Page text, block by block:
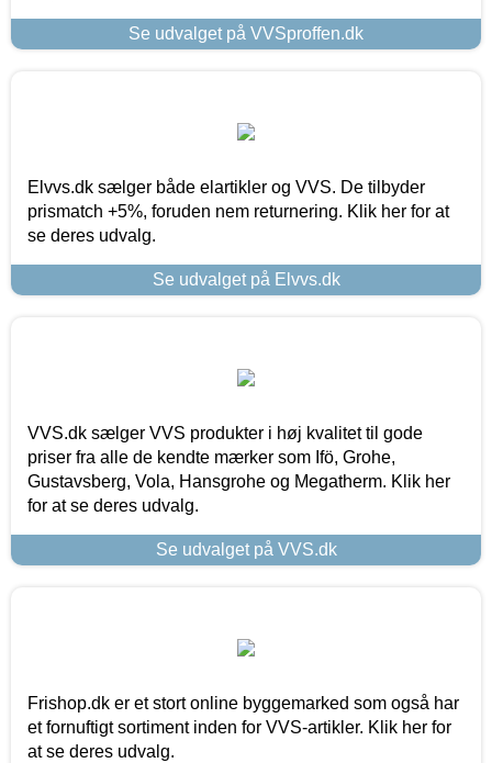
Se udvalget på VVSproffen.dk
Elvvs.dk sælger både elartikler og VVS. De tilbyder
prismatch +5%, foruden nem returnering. Klik her for at
se deres udvalg.
Se udvalget på Elvvs.dk
VVS.dk sælger VVS produkter i høj kvalitet til gode
priser fra alle de kendte mærker som Ifö, Grohe,
Gustavsberg, Vola, Hansgrohe og Megatherm. Klik her
for at se deres udvalg.
Se udvalget på VVS.dk
Frishop.dk er et stort online byggemarked som også har
et fornuftigt sortiment inden for VVS-artikler. Klik her for
at se deres udvalg.